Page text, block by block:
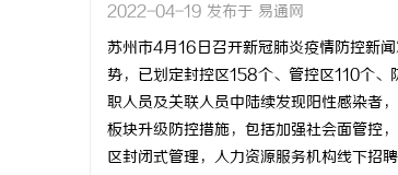
2022-04-19 发布于 易通网
苏州市4月16日召开新冠肺炎疫情防控新
势，已划定封控区158个、管控区110个
职人员及关联人员中陆续发现阳性感染者
板块升级防控措施，包括加强社会面管控
区封闭式管理，人力资源服务机构线下招